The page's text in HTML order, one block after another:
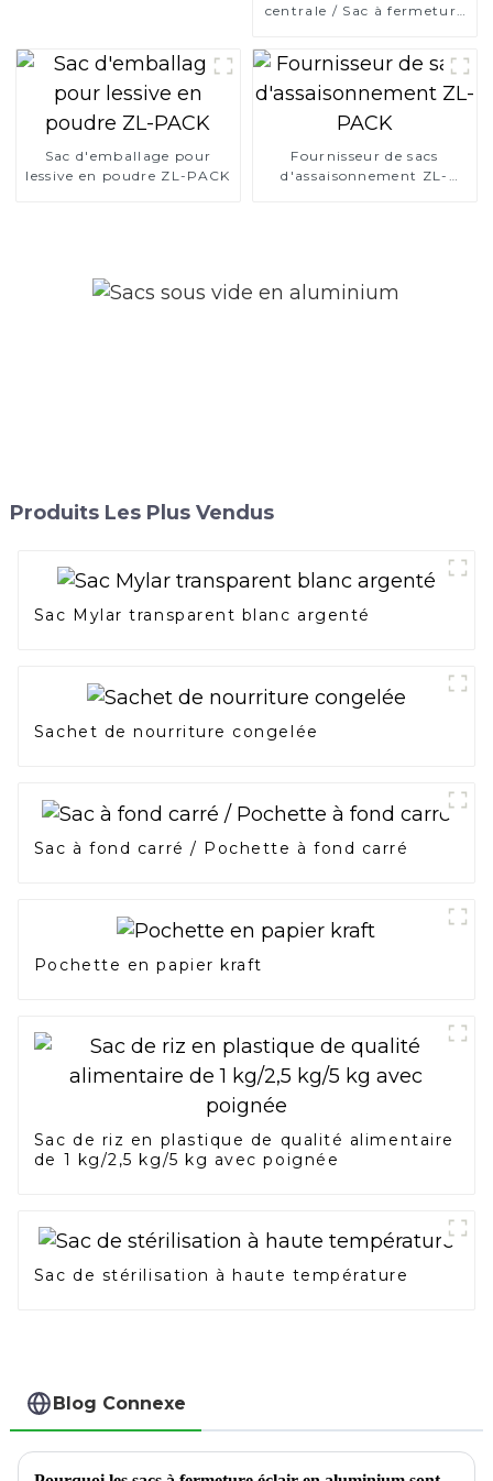
centrale / Sac à fermeture
Sac d'emballage pour
lessive en poudre ZL-PACK
Fournisseur de sacs
d'assaisonnement ZL-
Produits Les Plus Vendus
Sac Mylar transparent blanc argenté
Sachet de nourriture congelée
Sac à fond carré / Pochette à fond carré
Pochette en papier kraft
Sac de riz en plastique de qualité alimentaire
de 1 kg/2,5 kg/5 kg avec poignée
Sac de stérilisation à haute température
Blog Connexe